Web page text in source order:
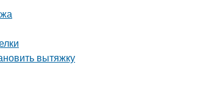
вытяжку